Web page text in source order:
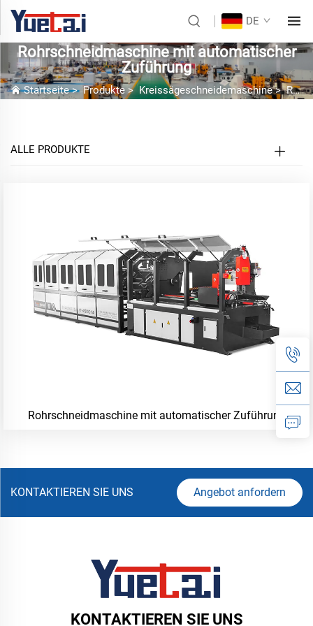
DE
Rohrschneidmaschine mit automatischer
Zuführung
Startseite> Produkte>Kreissägeschneidemaschine>Rohrschneidmaschine mit automatischer Zuführung
ALLE PRODUKTE
Rohrschneidmaschine mit automatischer Zuführung
KONTAKTIEREN SIE UNS Angebot anfordern
KONTAKTIEREN SIE UNS